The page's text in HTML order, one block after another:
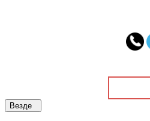
Везде